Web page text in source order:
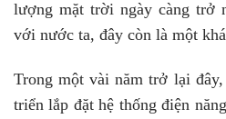
lượng mặt trời ngày càng trở
với nước ta, đây còn là một
Trong một vài năm trở lại
triển lắp đặt hệ thống điện